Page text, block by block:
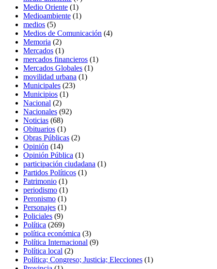
Medio Oriente (1)
Medioambiente (1)
medios (5)
Medios de Comunicación (4)
Memoria (2)
Mercados (1)
mercados financieros (1)
Mercados Globales (1)
movilidad urbana (1)
Municipales (23)
Municipios (1)
Nacional (2)
Nacionales (92)
Noticias (68)
Obituarios (1)
Obras Públicas (2)
Opinión (14)
Opinión Pública (1)
participación ciudadana (1)
Partidos Políticos (1)
Patrimonio (1)
periodismo (1)
Peronismo (1)
Personajes (1)
Policiales (9)
Política (269)
política económica (3)
Política Internacional (9)
Política local (2)
Política; Congreso; Justicia; Elecciones (1)